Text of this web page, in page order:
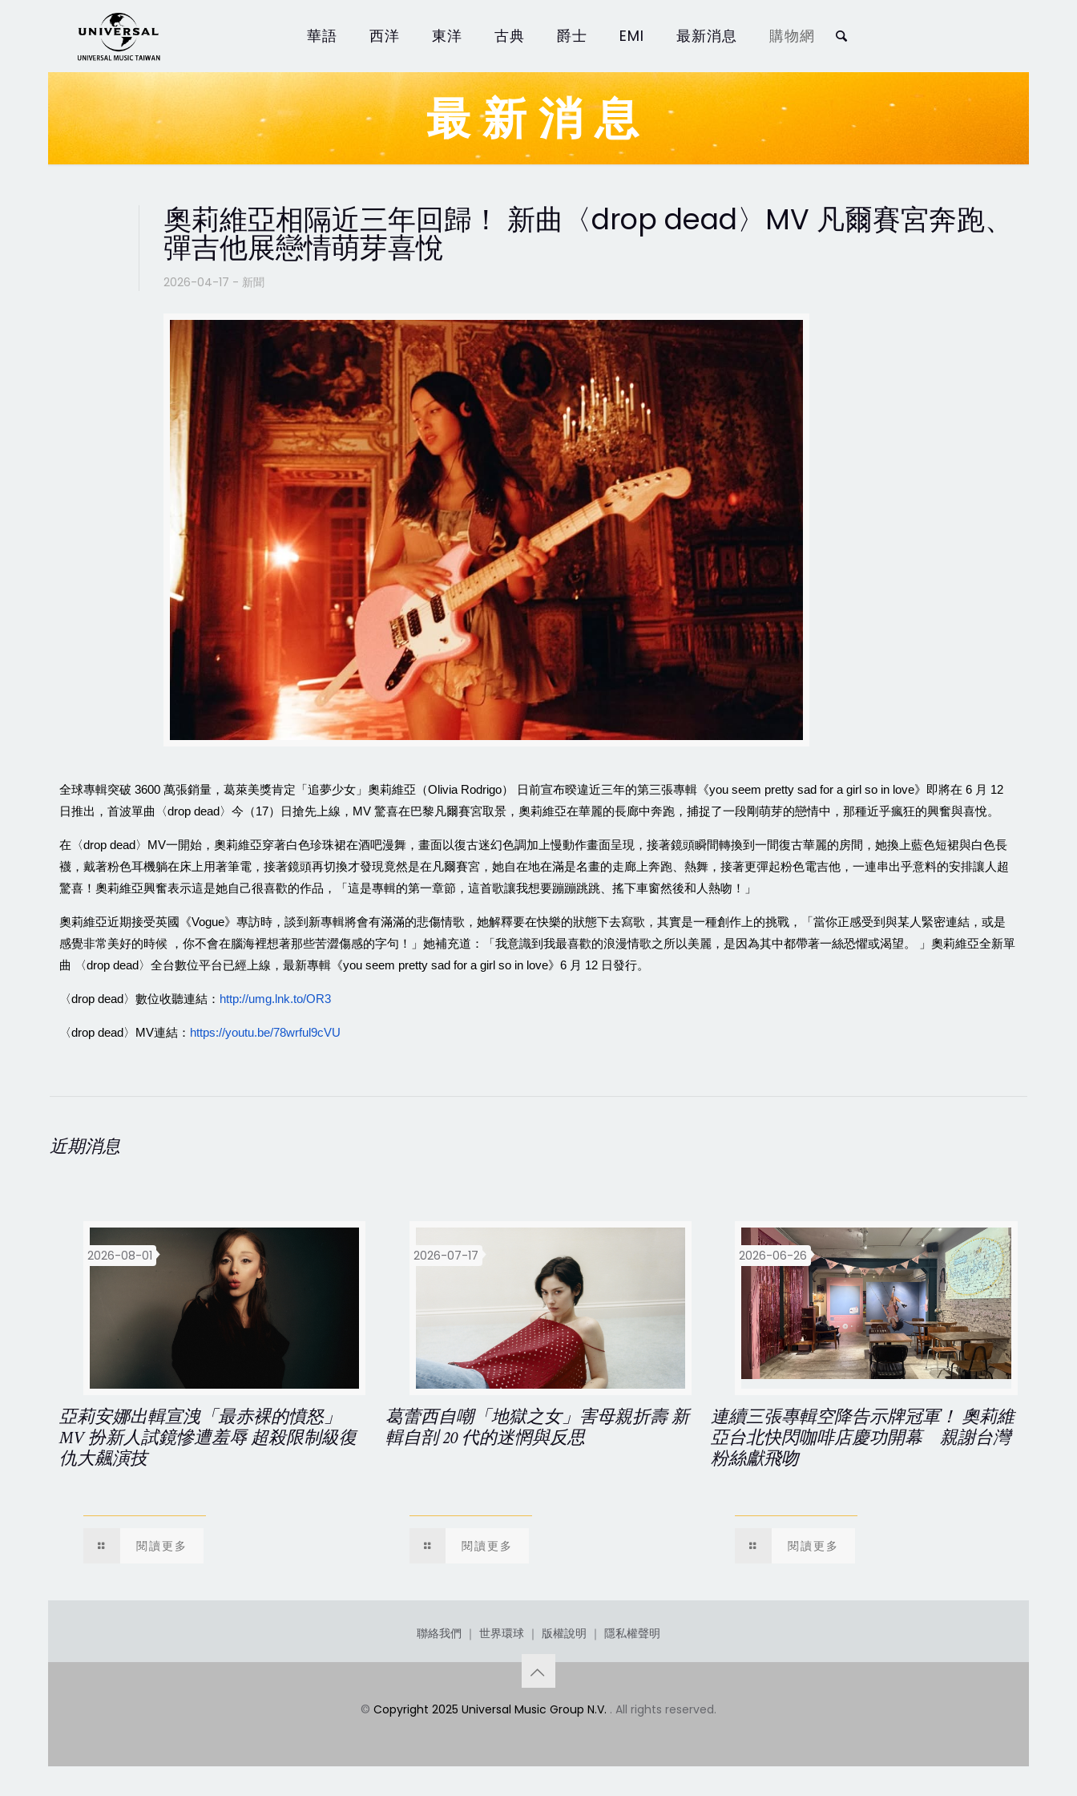
華語 西洋 東洋 古典 爵士 EMI 最新消息 購物網
最新消息
奧莉維亞相隔近三年回歸！ 新曲〈drop dead〉MV 凡爾賽宮奔跑、
彈吉他展戀情萌芽喜悅
2026-04-17 - 新聞
全球專輯突破 3600萬張銷量，葛萊美獎肯定「追夢少女」奧莉維亞（Olivia Rodrigo） 日前宣布暌違近三年的第三張專輯《you seem pretty sad for a girl so in love》即將在 6 月 12
日推出，首波單曲〈drop dead〉今（17）日搶先上線， MV驚喜在巴黎凡爾賽宮取景，奧莉維亞在華麗的長廊中奔跑，捕捉了一段剛萌芽的戀情中，那種近乎瘋狂的興奮與喜悅。
在〈drop dead〉 MV一開始，奧莉維亞穿著白色珍珠裙在酒吧漫舞，畫面以復古迷幻色調加上慢動作畫面呈現，接著鏡頭瞬間轉換到一間復古華麗的房間，她換上藍色短裙與白色長
襪，戴著粉色耳機躺在床上用著筆電，接著鏡頭再切換才發現竟然是在凡爾賽宮，她自在地在滿是名畫的走廊上奔跑、熱舞，接著更彈起粉色電吉他，一連串出乎意料的安排讓人超
驚喜！奧莉維亞興奮表示這是她自己很喜歡的作品，「這是專輯的第一章節，這首歌讓我想要蹦蹦跳跳、搖下車窗然後和人熱吻！」
奧莉維亞近期接受英國《Vogue》專訪時，談到新專輯將會有滿滿的悲傷情歌，她解釋要在快樂的狀態下去寫歌，其實是一種創作上的挑戰，「當你正感受到與某人緊密連結，或是
感覺非常美好的時候 ，你不會在腦海裡想著那些苦澀傷感的字句！」她補充道：「我意識到我最喜歡的浪漫情歌之所以美麗，是因為其中都帶著一絲恐懼或渴望。
」奧莉維亞全新單
曲
〈drop dead〉全台數位平台已經上線，最新專輯《you seem pretty sad for a girl so in love》6 月 12 日發行。
〈drop dead〉數位收聽連結： http://umg.lnk.to/OR3
〈drop dead〉 MV連結： https://youtu.be/78wrful9cVU
近期消息
2026-08-01
亞莉安娜出輯宣洩「最赤裸的憤怒」
MV 扮新人試鏡慘遭羞辱 超殺限制級復
仇大飆演技
閱讀更多
2026-07-17
葛蕾西自嘲「地獄之女」害母親折壽 新
輯自剖 20 代的迷惘與反思
閱讀更多
2026-06-26
連續三張專輯空降告示牌冠軍！ 奧莉維
亞台北快閃咖啡店慶功開幕 親謝台灣
粉絲獻飛吻
閱讀更多
聯絡我們 ｜ 世界環球｜ 版權說明 ｜ 隱私權聲明
© Copyright 2025 Universal Music Group N.V. . All rights reserved.